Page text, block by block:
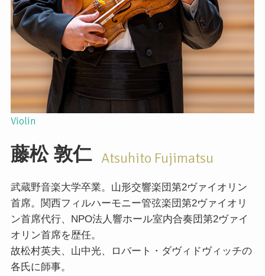
Violin
藤松 敦仁 Atsuhito Fujimatsu
武蔵野音楽大学卒業。山形交響楽団第2ヴァイオリン
首席。関西フィルハーモニー管弦楽団第2ヴァイオリ
ン首席代行、NPO法人響ホール室内合奏団第2ヴァイ
オリン首席を歴任。
故松村英夫、山中光、ロバート・ダヴィドヴィッチの
各氏に師事。